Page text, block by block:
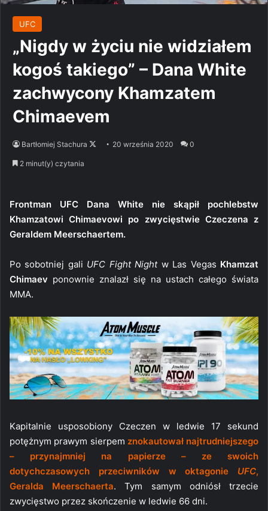
UFC
„Nigdy w życiu nie widziałem
kogoś takiego” – Dana White
zachwycony Khamzatem
Chimaevem
Bartłomiej Stachura
Follow20 września 2020 0
2 minut(y) czytania
Frontman UFC Dana White nie skąpił pochlebstw
Khamzatowi Chimaevowi po zwycięstwie Czeczena z
Geraldem Meerschaertem.
Po sobotniej gali UFC Fight Nightw Las Vegas Khamzat
Chimaev ponownie znalazł się na ustach całego świata
MMA.
Kapitalnie usposobiony Czeczen w ledwie 17 sekund
potężnym prawym sierpem znokautował najtrudniejszego
– przynajmniej na papierze – ze swoich
dotychczasowych przeciwników w oktagonie UFC,
Geralda Meerschaerta. Tym samym odniósł trzecie
zwycięstwo przez skończenie w ledwie 66 dni.